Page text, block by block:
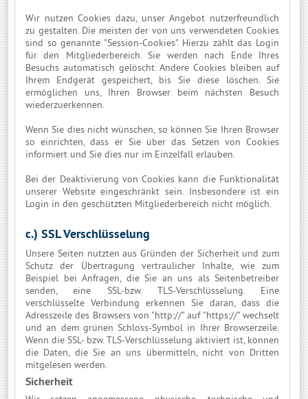
Wir nutzen Cookies dazu, unser Angebot nutzerfreundlich
zu gestalten. Die meisten der von uns verwendeten Cookies
sind so genannte "Session-Cookies". Hierzu zählt das Login
für den Mitgliederbereich. Sie werden nach Ende Ihres
Besuchs automatisch gelöscht. Andere Cookies bleiben auf
Ihrem Endgerät gespeichert, bis Sie diese löschen. Sie
ermöglichen uns, Ihren Browser beim nächsten Besuch
wiederzuerkennen.
Wenn Sie dies nicht wünschen, so können Sie Ihren Browser
so einrichten, dass er Sie über das Setzen von Cookies
informiert und Sie dies nur im Einzelfall erlauben.
Bei der Deaktivierung von Cookies kann die Funktionalität
unserer Website eingeschränkt sein. Insbesondere ist ein
Login in den geschützten Mitgliederbereich nicht möglich.
c.) SSL Verschlüsselung
Unsere Seiten nutzten aus Gründen der Sicherheit und zum
Schutz der Übertragung vertraulicher Inhalte, wie zum
Beispiel bei Anfragen, die Sie an uns als Seitenbetreiber
senden, eine SSL-bzw. TLS-Verschlüsselung. Eine
verschlüsselte Verbindung erkennen Sie daran, dass die
Adresszeile des Browsers von "http://" auf "https://" wechselt
und an dem grünen Schloss-Symbol in Ihrer Browserzeile.
Wenn die SSL- bzw. TLS-Verschlüsselung aktiviert ist, können
die Daten, die Sie an uns übermitteln, nicht von Dritten
mitgelesen werden.
Sicherheit